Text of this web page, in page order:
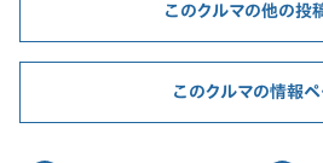
このクルマの他の投
このクルマの情報